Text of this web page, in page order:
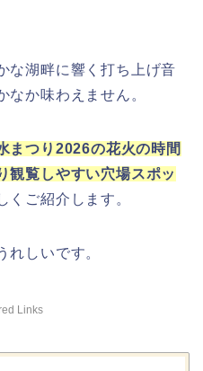
な湖畔に響く打ち上げ音
なか味わえません。
まつり2026の花火の時間
観覧しやすい穴場スポッ
くご紹介します。
れしいです。
Links